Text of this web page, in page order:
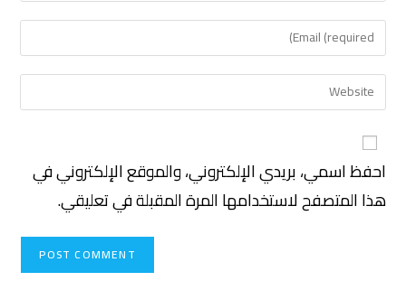
احفظ اسمي، بريدي الإلكتروني، والموقع الإلكتروني في
هذا المتصفح لاستخدامها المرة المقبلة في تعليقي.